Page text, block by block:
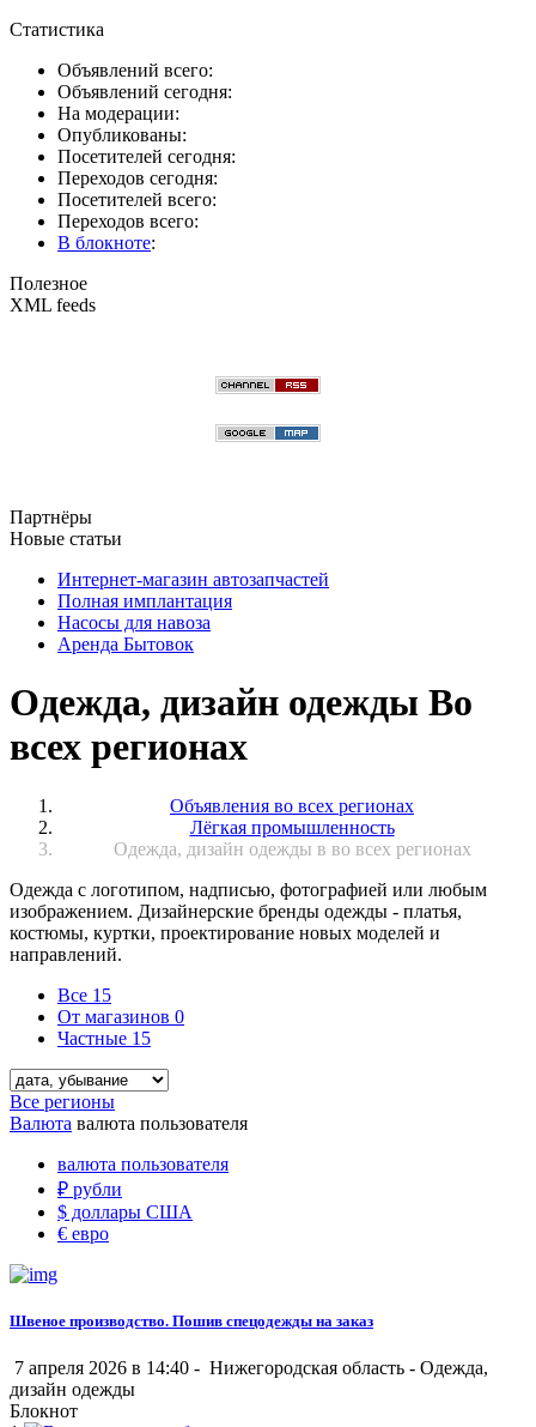
Статистика
Объявлений всего:
Объявлений сегодня:
На модерации:
Опубликованы:
Посетителей сегодня:
Переходов сегодня:
Посетителей всего:
Переходов всего:
В блокноте:
Полезное
XML feeds
Партнёры
Новые статьи
Интернет-магазин автозапчастей
Полная имплантация
Насосы для навоза
Аренда Бытовок
Одежда, дизайн одежды Во
всех регионах
Объявления во всех регионах
Лёгкая промышленность
Одежда, дизайн одежды в во всех регионах
Одежда с логотипом, надписью, фотографией или любым
изображением. Дизайнерские бренды одежды - платья,
костюмы, куртки, проектирование новых моделей и
направлений.
Все 15
От магазинов 0
Частные 15
Все регионы
Валюта валюта пользователя
валюта пользователя
₽ рубли
$ доллары США
€ евро
Швеное производство. Пошив спецодежды на заказ
7 апреля 2026 в 14:40 - Нижегородская область - Одежда,
дизайн одежды
Блокнот